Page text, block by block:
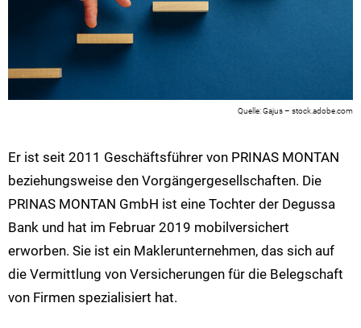
Gajus – stock.adobe.com
Er ist seit 2011 Geschäftsführer von PRINAS MONTAN
beziehungsweise den Vorgängergesellschaften. Die
PRINAS MONTAN GmbH ist eine Tochter der Degussa
Bank und hat im Februar 2019 mobilversichert
erworben. Sie ist ein Maklerunternehmen, das sich auf
die Vermittlung von Versicherungen für die Belegschaft
von Firmen spezialisiert hat.